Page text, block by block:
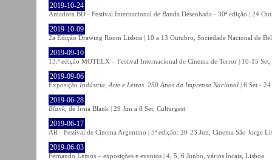
2019-10-24
Amadora BD - Festival Internacional de Banda Desenhada - 30ª edição | 24
2019-10-09
2a Edição Drawing Room Lisboa | 10 a 13 Outubro, Sociedade Nacional de
2019-09-10
13.ª edição MOTELX – Festival Internacional de Cinema de Terror | 10-15
2019-09-06
Exposição Indústria, Arte e Letras. 250 Anos da Imprensa Nacional | 6 Set -
2019-06-28
Blank , de Irma Blank | 29 Jun a 8 Set, Culturgest
2019-06-17
AR - Festival de Cinema Argentino | 5ª edição: 20-23 Jun, Cinema São Jorge
2019-06-03
Fernando Lemos – exposições e eventos | 4, 5, 6 Junho, vários locais, Lisboa